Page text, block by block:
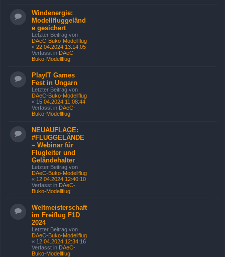
Windenergie:
Modellfluggeländ
e gesichert
Letzter Beitrag von
DAeC-Buko-Modellflug
« 22.04.2024 13:14:05
Verfasst in DAeC-
Buko-Modellflug
PlayIT Games
Fest in Ungarn
Letzter Beitrag von
DAeC-Buko-Modellflug
« 15.04.2024 11:08:44
Verfasst in DAeC-
Buko-Modellflug
NEUAUFLAGE:
#FLUGGELÄNDE
– Webinar für
Flugleiter und
Geländehalter
Letzter Beitrag von
DAeC-Buko-Modellflug
« 12.04.2024 12:40:10
Verfasst in DAeC-
Buko-Modellflug
Weltmeisterschaft
im Freiflug F1D
2024
Letzter Beitrag von
DAeC-Buko-Modellflug
« 12.04.2024 12:34:16
Verfasst in DAeC-
Buko-Modellflug